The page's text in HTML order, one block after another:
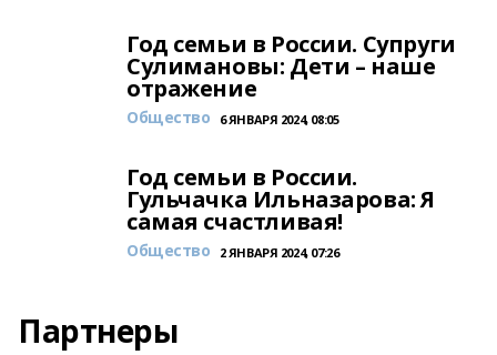
Год семьи в России. Супруги
Сулимановы: Дети – наше
отражение
Общество 6 ЯНВАРЯ 2024, 08:05
Год семьи в России.
Гульчачка Ильназарова: Я
самая счастливая!
Общество 2 ЯНВАРЯ 2024, 07:26
Партнеры